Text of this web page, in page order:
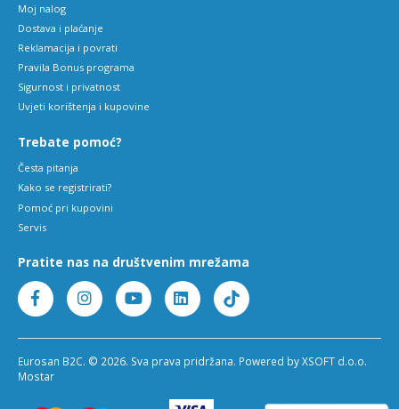
Moj nalog
Dostava i plaćanje
Reklamacija i povrati
Pravila Bonus programa
Sigurnost i privatnost
Uvjeti korištenja i kupovine
Trebate pomoć?
Česta pitanja
Kako se registrirati?
Pomoć pri kupovini
Servis
Pratite nas na društvenim mrežama
Eurosan B2C. © 2026. Sva prava pridržana. Powered by XSOFT d.o.o.
Mostar